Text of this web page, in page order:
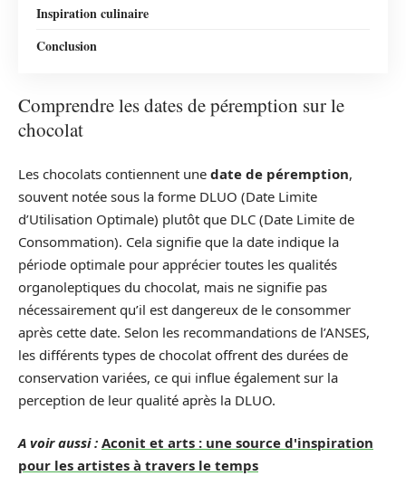
Inspiration culinaire
Conclusion
Comprendre les dates de péremption sur le
chocolat
Les chocolats contiennent une date de péremption,
souvent notée sous la forme DLUO (Date Limite
d’Utilisation Optimale) plutôt que DLC (Date Limite de
Consommation). Cela signifie que la date indique la
période optimale pour apprécier toutes les qualités
organoleptiques du chocolat, mais ne signifie pas
nécessairement qu’il est dangereux de le consommer
après cette date. Selon les recommandations de l’ANSES,
les différents types de chocolat offrent des durées de
conservation variées, ce qui influe également sur la
perception de leur qualité après la DLUO.
A voir aussi : Aconit et arts : une source d'inspiration
pour les artistes à travers le temps